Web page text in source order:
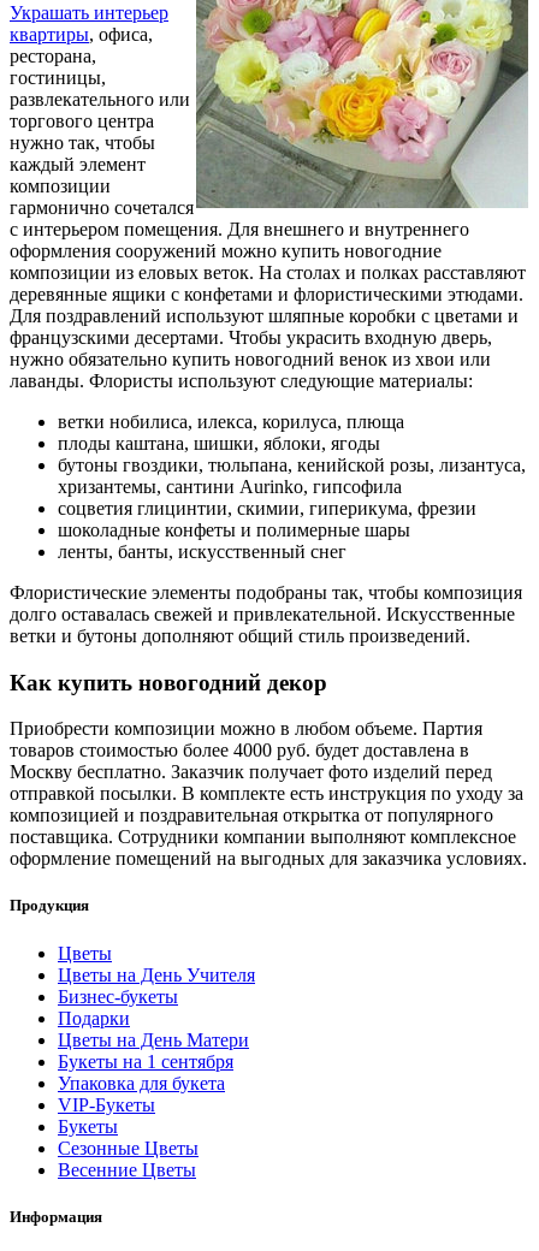
Украшать интерьер
квартиры, офиса,
ресторана,
гостиницы,
развлекательного или
торгового центра
нужно так, чтобы
каждый элемент
композиции
гармонично сочетался
с интерьером помещения. Для внешнего и внутреннего
оформления сооружений можно купить новогодние
композиции из еловых веток. На столах и полках расставляют
деревянные ящики с конфетами и флористическими этюдами.
Для поздравлений используют шляпные коробки с цветами и
французскими десертами. Чтобы украсить входную дверь,
нужно обязательно купить новогодний венок из хвои или
лаванды. Флористы используют следующие материалы:
ветки нобилиса, илекса, корилуса, плюща
плоды каштана, шишки, яблоки, ягоды
бутоны гвоздики, тюльпана, кенийской розы, лизантуса,
хризантемы, сантини Aurinko, гипсофила
соцветия глицинтии, скимии, гиперикума, фрезии
шоколадные конфеты и полимерные шары
ленты, банты, искусственный снег
Флористические элементы подобраны так, чтобы композиция
долго оставалась свежей и привлекательной. Искусственные
ветки и бутоны дополняют общий стиль произведений.
Как купить новогодний декор
Приобрести композиции можно в любом объеме. Партия
товаров стоимостью более 4000 руб. будет доставлена в
Москву бесплатно. Заказчик получает фото изделий перед
отправкой посылки. В комплекте есть инструкция по уходу за
композицией и поздравительная открытка от популярного
поставщика. Сотрудники компании выполняют комплексное
оформление помещений на выгодных для заказчика условиях.
Продукция
Цветы
Цветы на День Учителя
Бизнес-букеты
Подарки
Цветы на День Матери
Букеты на 1 сентября
Упаковка для букета
VIP-Букеты
Букеты
Сезонные Цветы
Весенние Цветы
Информация